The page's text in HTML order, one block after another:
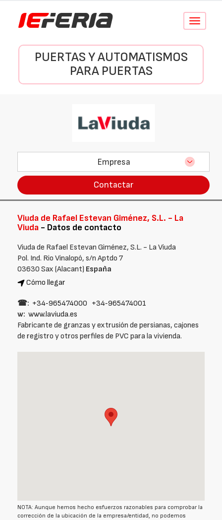
Conmutar
PUERTAS Y AUTOMATISMOS
PARA PUERTAS
Empresa
Contactar
Viuda de Rafael Estevan Giménez, S.L. - La
Viuda - Datos de contacto
Viuda de Rafael Estevan Giménez, S.L. - La Viuda
Pol. Ind. Rio Vinalopó, s/n Aptdo 7
03630 Sax (Alacant) España
Cómo llegar
☎: +34‑965474000 +34‑965474001
w: www.laviuda.es
Fabricante de granzas y extrusión de persianas, cajones
de registro y otros perfiles de PVC para la vivienda.
NOTA: Aunque hemos hecho esfuerzos razonables para comprobar la
corrección de la ubicación de la empresa/entidad, no podemos